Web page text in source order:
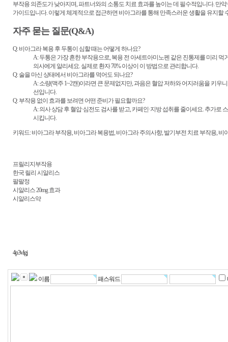
부작용 의존도가 낮아지며, 파트너와의 소통도 치료 효과를 높이는 데 필수적입니다. 만
가이드입니다. 이렇게 체계적으로 접근하면 비아그라를 통해 만족스러운 생활을 유지할
자주 묻는 질문(Q&A)
Q: 비아그라 복용 후 두통이 심할 때는 어떻게 하나요?
A: 두통은 가장 흔한 부작용으로, 복용 전 아세트아미노펜 같은 진통제를 미리
의사에게 알리세요. 실제로 환자 70% 이상이 이 방법으로 관리합니다.
Q: 술을 마신 상태에서 비아그라를 먹어도 되나요?
A: 소량(맥주 1~2캔)이라면 큰 문제없지만, 과음은 혈압 저하와 어지러움을 키우
선입니다.
Q: 부작용 없이 효과를 보려면 어떤 준비가 필요할까요?
A: 의사 상담 후 혈압·심전도 검사를 받고, 카페인·지방 섭취를 줄이세요. 추가
시킵니다.
키워드: 비아그라 부작용, 비아그라 복용법, 비아그라 주의사항, 발기부전 치료 부작용, 비
프릴리지부작용
한국 릴리 시알리스
팔팔정
시알리스 20mg 효과
시알리스약
4p3vlgj
이름 패스워드